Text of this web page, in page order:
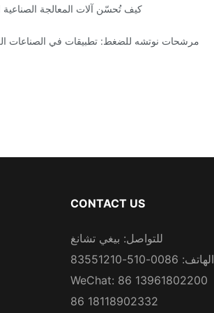
كيف تُحسّن آلات المعالجة الصناعية
مرشحات نوتشه للضغط: تطبيقات في الصناعات
CONTACT US
للتواصل: بيغي تشانغ
الهاتف: 0086-510-83551210
WeChat: 86 13961802200
86 18118902332